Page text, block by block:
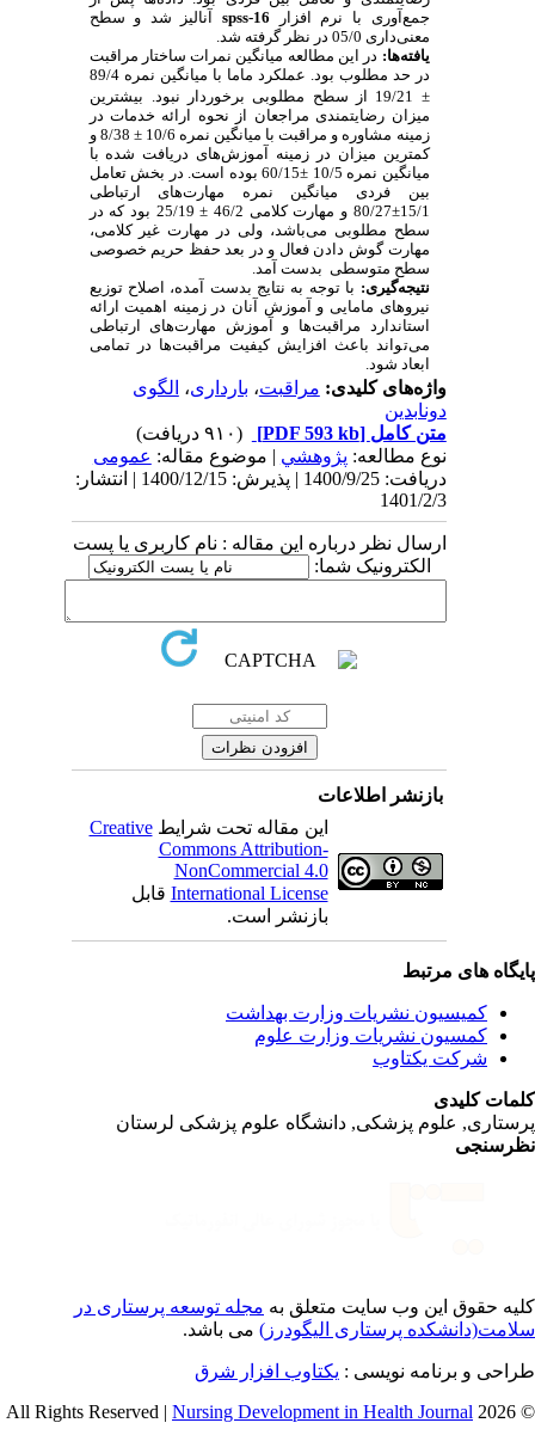
جمع‌آوری با نرم افزار spss-16آنالیز شد و سطح
معنی‌داری 05/0 در نظر گرفته شد.
یافته‌ها:در این مطالعه میانگین نمرات ساختار مراقبت
در حد مطلوب بود. عملکرد ماما با میانگین نمره 89/4
19/21 از سطح مطلوبی برخوردار نبود.
بیشترین
میزان رضایتمندی مراجعان از نحوه ارائه خدمات در
زمینه مشاوره و مراقبت با میانگین نمره 10/6
±
8/38 و
کمترین میزان در زمینه آموزش‌های دریافت شده با
میانگین نمره 10/5
± 60/15 بوده است.
در بخش تعامل
بین فردی میانگین نمره مهارت‌های ارتباطی
15/1
±80/27 و مهارت کلامی 46/2 ±
25/19 بود که در
سطح مطلوبی می‌باشد، ولی در مهارت غیر کلامی،
مهارت گوش دادن فعال و در بعد حفظ حریم خصوصی
سطح متوسطی بدست آمد.
نتیجه‌گیری:با توجه به نتایج بدست آمده، اصلاح توزیع
نیروهای مامایی و آموزش آنان در زمینه اهمیت ارائه
استاندارد مراقبت‌ها و آموزش مهارت‌های ارتباطی
می‌تواند باعث افزایش کیفیت مراقبت‌ها در تمامی
ابعاد شود.
واژه‌های کلیدی:مراقبت،بارداری،الگوی
دونابدین
متن کامل[PDF 593 kb]
نوع مطالعه:پژوهشي| موضوع مقاله:عمومى
دریافت: 1400/9/25 | پذیرش: 1400/12/15 | انتشار:
1401/2/3
ارسال نظر درباره این مقاله : نام کاربری یا پست
الکترونیک شما:
بازنشر اطلاعات
این مقاله تحت شرایطCreative
Commons Attribution-
NonCommercial 4.0
International Licenseقابل
بازنشر است.
های مرتبط
کمیسیون نشریات وزارت بهداشت
کمسیون نشریات وزارت علوم
شرکت یکتاوب
کلیدی
علوم پزشکی, دانشگاه علوم پزشکی لرستان
حقوق این وب سایت متعلق بهمجله توسعه پرستاری در
پرستاری الیگودرز) می باشد.
و برنامه نویسی : یکتاوب افزار شرق
©
Nursing Development in Health Journal